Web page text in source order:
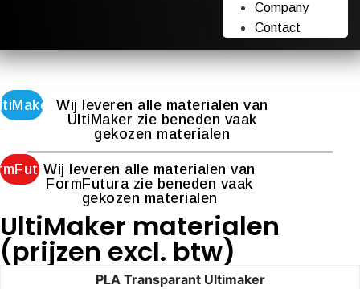
Company
Contact
Wij leveren alle materialen van
UltiMaker zie beneden vaak
gekozen materialen
Wij leveren alle materialen van
FormFutura zie beneden vaak
gekozen materialen
UltiMaker materialen
(prijzen excl. btw)
PLA Transparant Ultimaker